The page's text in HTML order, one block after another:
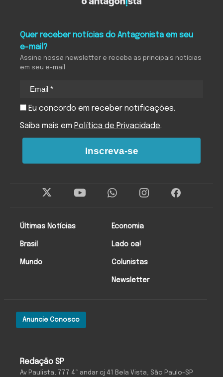
Redação SP
Av Paulista, 777 4º andar cj 41 Bela Vista, São Paulo-SP
Anuncie Conosco
Últimas Notícias
Brasil
Mundo
Economia
Lado oa!
Colunistas
Newsletter
Quer receber notícias do Antagonista em seu
e-mail?
Assine nossa newsletter e receba as principais notícias
em seu e-mail
Eu concordo em receber notificações.
Saiba mais em Política de Privacidade.
Inscreva-se